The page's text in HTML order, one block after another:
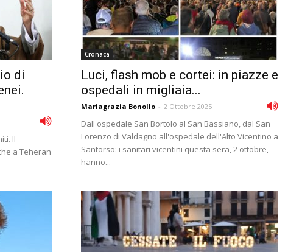
di
Il
a Teheran
Cronaca
Luci, flash mob e cortei: in piazze e
ospedali in migliaia...
Mariagrazia Bonollo - 2 Ottobre 2025
Dall'ospedale San Bortolo al San Bassiano, dal San
Lorenzo di Valdagno all'ospedale dell'Alto Vicentino a
Santorso: i sanitari vicentini questa sera, 2 ottobre,
hanno...